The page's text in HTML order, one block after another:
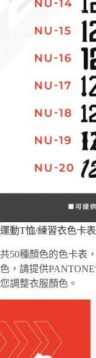
運動T恤/練習衣色卡表
共50種顏色的色卡表
色，請提供
您調整衣服顏色。